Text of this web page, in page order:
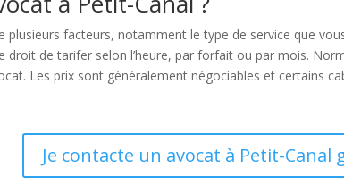
plusieurs facteurs, notamment le type de service que
de tarifer selon l’heure, par forfait ou par mois.
Les prix sont généralement négociables et certains
Je contacte un avocat à Petit-